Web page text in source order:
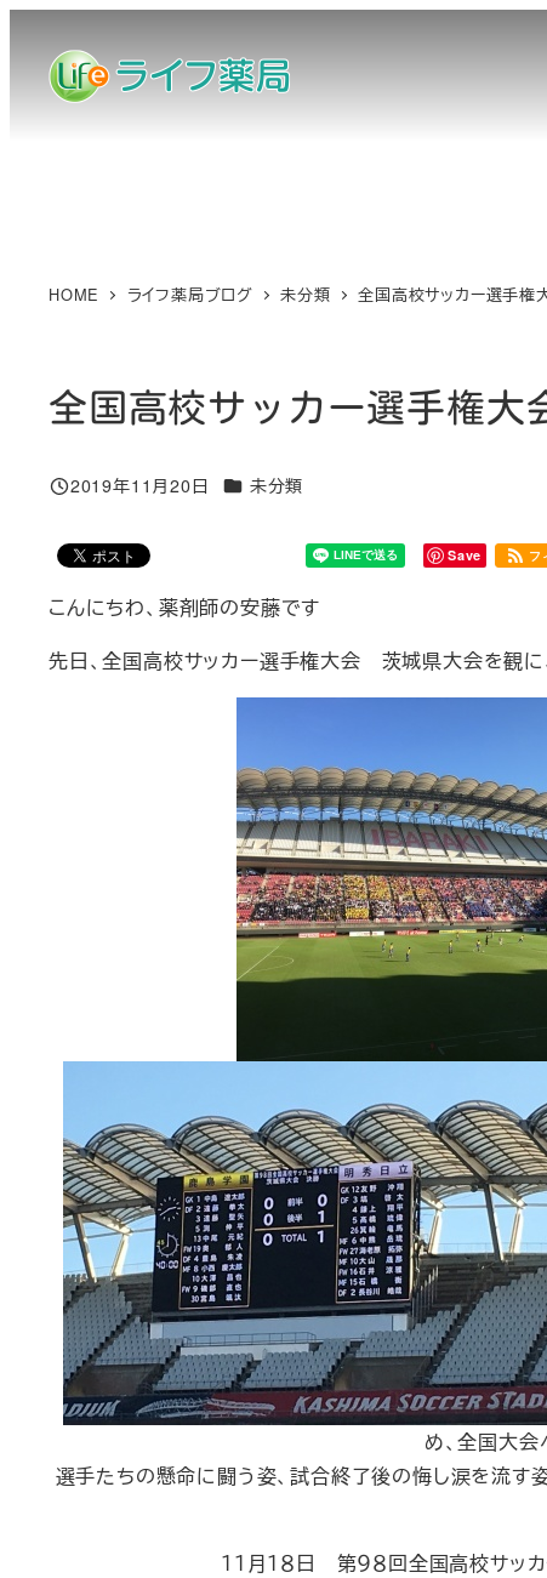
HOME ライフ薬局ブログ 未分類 全国高校サッカー選手権
全国高校サッカー選手権大
投稿日
2019年11月20日 カテゴリー
未分類
Save フ
こんにちわ、薬剤師の安藤です
先日、全国高校サッカー選手権大会 茨城県大会を観に
め、全国大
選手たちの懸命に闘う姿、試合終了後の悔し涙を流す
１１月１８日 第９８回全国高校サ